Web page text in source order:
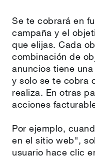
Se te cobrará en
campaña y el
que elijas. Cada
combinación de
anuncios tiene
y solo se te cobra
realiza. En otras
acciones
Por ejemplo,
en el sitio web",
usuario hace clic